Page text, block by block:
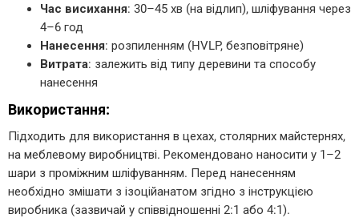
Час висихання: 30–45 хв (на відлип), шліфування через
4–6 год
Нанесення: розпиленням (HVLP, безповітряне)
Витрата: залежить від типу деревини та способу
нанесення
Використання:
Підходить для використання в цехах, столярних майстернях,
на меблевому виробництві. Рекомендовано наносити у 1–2
шари з проміжним шліфуванням. Перед нанесенням
необхідно змішати з ізоційанатом згідно з інструкцією
виробника (зазвичай у співвідношенні 2:1 або 4:1).